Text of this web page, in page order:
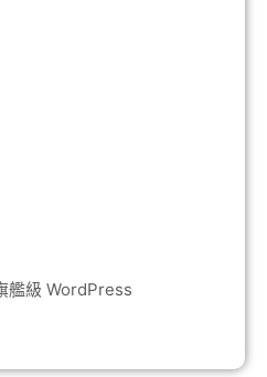
艦級 WordPress